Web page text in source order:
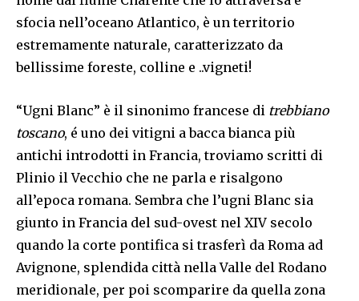
sfocia nell’oceano Atlantico, è un territorio
estremamente naturale, caratterizzato da
bellissime foreste, colline e ..vigneti!
“Ugni Blanc” è il sinonimo francese di trebbiano
toscano, é uno dei vitigni a bacca bianca più
antichi introdotti in Francia, troviamo scritti di
Plinio il Vecchio che ne parla e risalgono
all’epoca romana. Sembra che l’ugni Blanc sia
giunto in Francia del sud-ovest nel XIV secolo
quando la corte pontifica si trasferì da Roma ad
Avignone, splendida città nella Valle del Rodano
meridionale, per poi scomparire da quella zona